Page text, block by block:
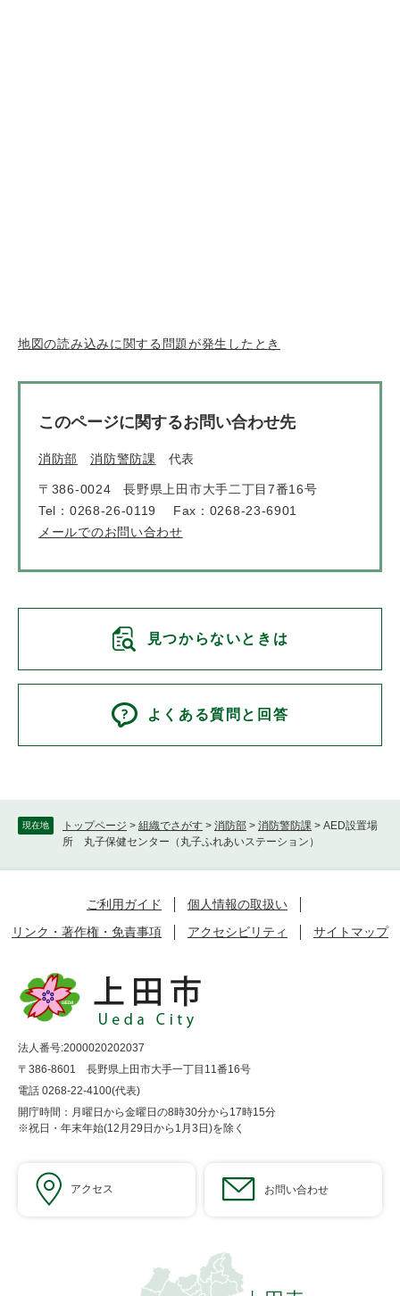
現在地 トップページ > 組織でさがす > 消防部 > 消防警防課 > AED設置場
所 丸子保健センター（丸子ふれあいステーション）
地図の読み込みに関する問題が発生したとき
このページに関するお問い合わせ先
消防部 消防警防課 代表
〒386-0024
長野県上田市大手二丁目7番16号
Tel：0268-26-0119
Fax：0268-23-6901
メールでのお問い合わせ
見つからないときは
よくある質問と回答
ご利用ガイド
個人情報の取扱い
リンク・著作権・免責事項
アクセシビリティ サイトマップ
法人番号:2000020202037
〒386-8601 長野県上田市大手一丁目11番16号
電話 0268-22-4100(代表)
開庁時間：月曜日から金曜日の8時30分から17時15分
※祝日・年末年始(12月29日から1月3日)を除く
アクセス お問い合わせ